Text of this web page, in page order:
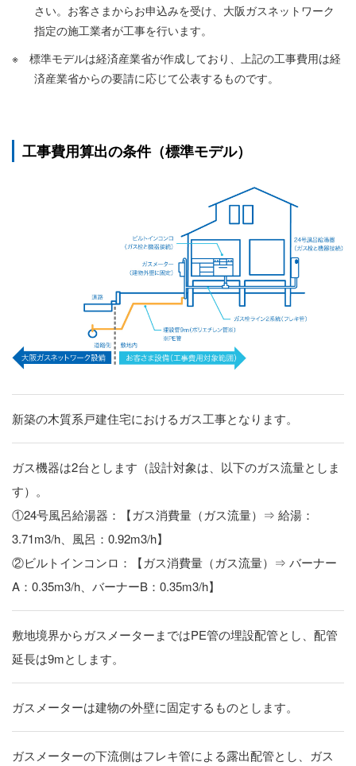
さい。お客さまからお申込みを受け、大阪ガスネットワーク
指定の施工業者が工事を行います。
標準モデルは経済産業省が作成しており、上記の工事費用は経
済産業省からの要請に応じて公表するものです。
工事費用算出の条件（標準モデル）
新築の木質系戸建住宅におけるガス工事となります。
ガス機器は2台とします（設計対象は、以下のガス流量としま
す）。
①24号風呂給湯器：【ガス消費量（ガス流量）⇒ 給湯：
3.71m3/h、風呂：0.92m3/h】
②ビルトインコンロ：【ガス消費量（ガス流量）⇒ バーナー
A：0.35m3/h、バーナーB：0.35m3/h】
敷地境界からガスメーターまではPE管の埋設配管とし、配管
延長は9mとします。
ガスメーターは建物の外壁に固定するものとします。
ガスメーターの下流側はフレキ管による露出配管とし、ガス